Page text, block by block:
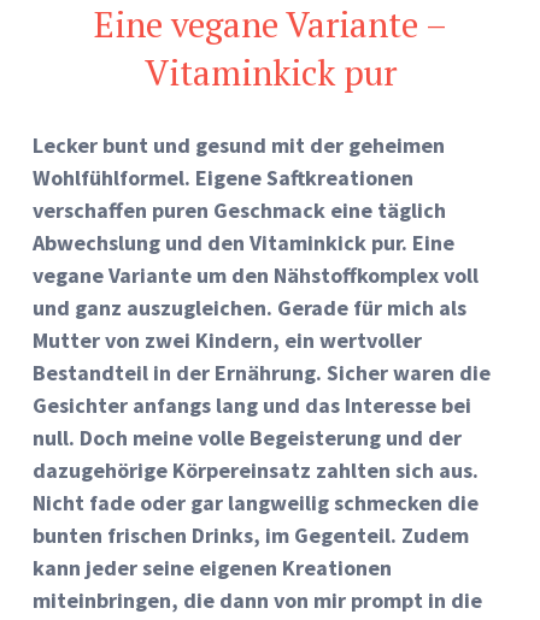
Eine vegane Variante –
Vitaminkick pur
Lecker bunt und gesund mit der geheimen
Wohlfühlformel. Eigene Saftkreationen
verschaffen puren Geschmack eine täglich
Abwechslung und den Vitaminkick pur. Eine
vegane Variante um den Nähstoffkomplex voll
und ganz auszugleichen. Gerade für mich als
Mutter von zwei Kindern, ein wertvoller
Bestandteil in der Ernährung. Sicher waren die
Gesichter anfangs lang und das Interesse bei
null. Doch meine volle Begeisterung und der
dazugehörige Körpereinsatz zahlten sich aus.
Nicht fade oder gar langweilig schmecken die
bunten frischen Drinks, im Gegenteil. Zudem
kann jeder seine eigenen Kreationen
miteinbringen, die dann von mir prompt in die